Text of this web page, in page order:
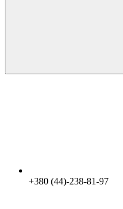
+380 (44)-238-81-97